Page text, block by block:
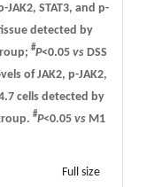
STAT3, and p-
detected by
#P<0.05vs DSS
of JAK2, p-JAK2,
cells detected by
#P<0.05 vsM1
Full size